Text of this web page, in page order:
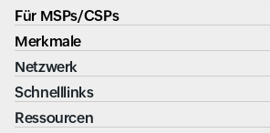
Für MSPs/CSPs
Merkmale
Netzwerk
Schnelllinks
Ressourcen